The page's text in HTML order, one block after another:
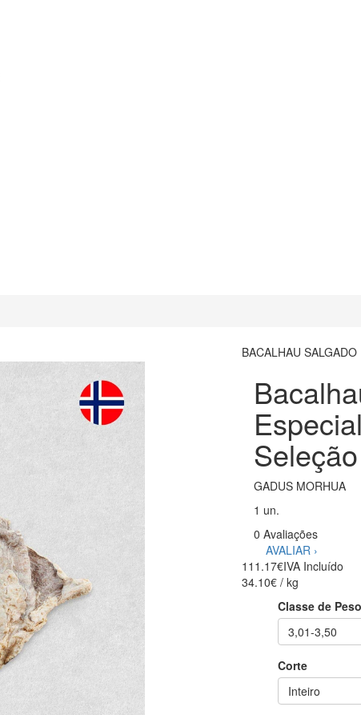
BACALHAU SALGADO
Seleção
GADUS MORHUA
1 un.
0 Avaliações
AVALIAR ›
111.17€IVA Incluído
34.10€ / kg
Classe de Peso
3,01-3,50
Corte
Inteiro